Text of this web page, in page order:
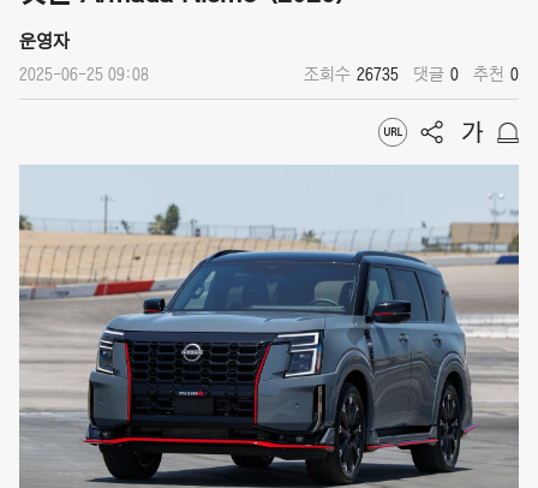
운영자
2025-06-25 09:08 조회수 26735 댓글 0 추천 0